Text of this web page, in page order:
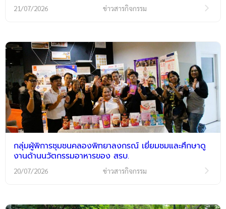
21/07/2026 ข่าวสารกิจกรรม
กลุ่มผู้พิการชุมชนคลองพิทยาลงกรณ์ เยี่ยมชมและศึกษาดู
งานด้านนวัตกรรมอาหารของ สรบ.
20/07/2026 ข่าวสารกิจกรรม